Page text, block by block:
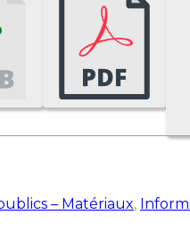
– Matériaux,